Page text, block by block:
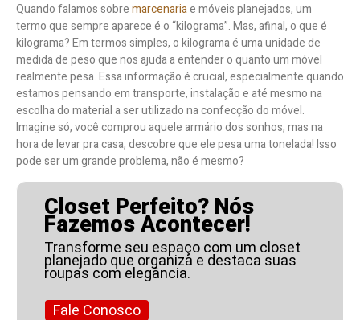
Quando falamos sobremarcenariae móveis planejados, um
termo que sempre aparece é o “kilograma”. Mas, afinal, o que é
kilograma? Em termos simples, o kilograma é uma unidade de
medida de peso que nos ajuda a entender o quanto um móvel
realmente pesa. Essa informação é crucial, especialmente quando
estamos pensando em transporte, instalação e até mesmo na
escolha do material a ser utilizado na confecção do móvel.
Imagine só, você comprou aquele armário dos sonhos, mas na
hora de levar pra casa, descobre que ele pesa uma tonelada! Isso
pode ser um grande problema, não é mesmo?
Closet Perfeito? Nós
Fazemos Acontecer!
Transforme seu espaço com um closet
planejado que organiza e destaca suas
roupas com elegância.
Fale Conosco